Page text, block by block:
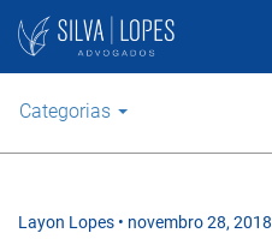
Categorias
Layon Lopes • novembro 28, 2018